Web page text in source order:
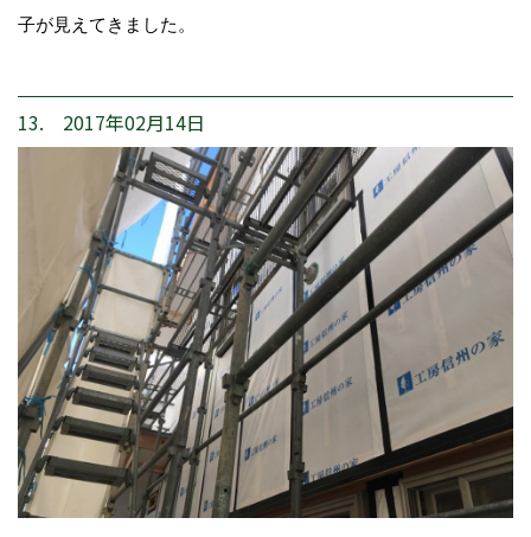
子が見えてきました。
13. 2017年02月14日